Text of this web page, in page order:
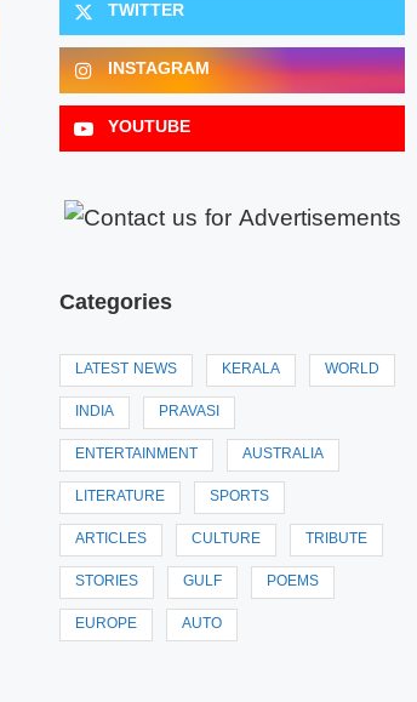
TWITTER
INSTAGRAM
YOUTUBE
Categories
LATEST NEWS KERALA WORLD
INDIA PRAVASI
ENTERTAINMENT AUSTRALIA
LITERATURE SPORTS
ARTICLES CULTURE TRIBUTE
STORIES GULF POEMS
EUROPE AUTO